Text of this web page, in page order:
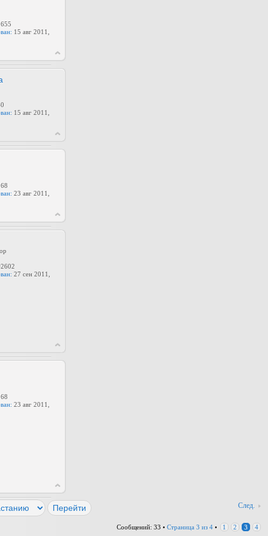
15 авг 2011,
15 авг 2011,
23 авг 2011,
27 сен 2011,
23 авг 2011,
След.
Сообщений: 33 • Страница 3 из 4 • 1 2 3 4